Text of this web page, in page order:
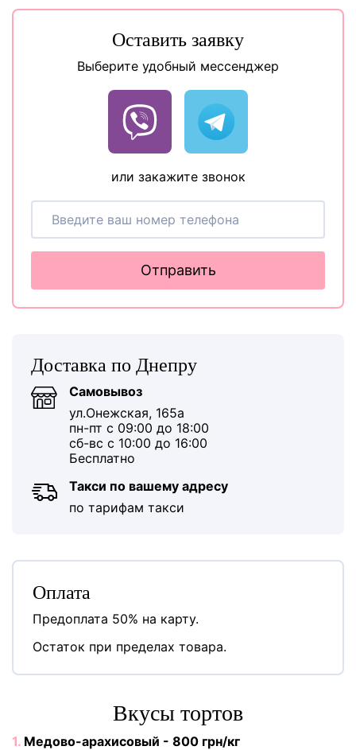
Оставить заявку
Выберите удобный мессенджер
или закажите звонок
Отправить
Доставка по Днепру
Самовывоз
ул.Онежская, 165а
пн-пт с 09:00 до 18:00
сб-вс с 10:00 до 16:00
Бесплатно
Такси по вашему адресу
по тарифам такси
Оплата
Предоплата 50% на карту.
Остаток при пределах товара.
Вкусы тортов
1. Медово-арахисовый - 800 грн/кг